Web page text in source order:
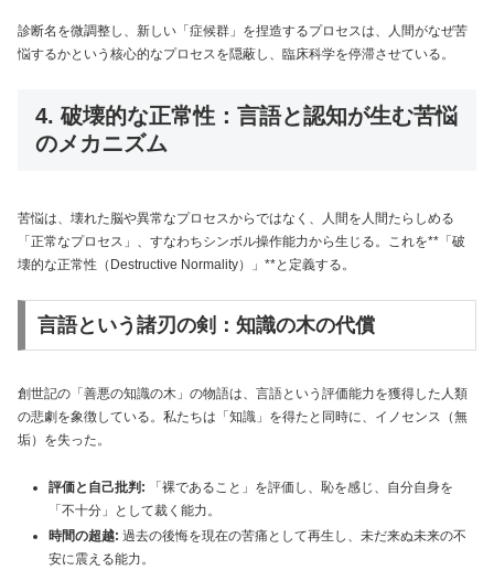
診断名を微調整し、新しい「症候群」を捏造するプロセスは、人間がなぜ苦
悩するかという核心的なプロセスを隠蔽し、臨床科学を停滞させている。
4. 破壊的な正常性：言語と認知が生む苦悩
のメカニズム
苦悩は、壊れた脳や異常なプロセスからではなく、人間を人間たらしめる
「正常なプロセス」、すなわちシンボル操作能力から生じる。これを**「破
壊的な正常性（Destructive Normality）」**と定義する。
言語という諸刃の剣：知識の木の代償
創世記の「善悪の知識の木」の物語は、言語という評価能力を獲得した人類
の悲劇を象徴している。私たちは「知識」を得たと同時に、イノセンス（無
垢）を失った。
評価と自己批判: 「裸であること」を評価し、恥を感じ、自分自身を
「不十分」として裁く能力。
時間の超越: 過去の後悔を現在の苦痛として再生し、未だ来ぬ未来の不
安に震える能力。